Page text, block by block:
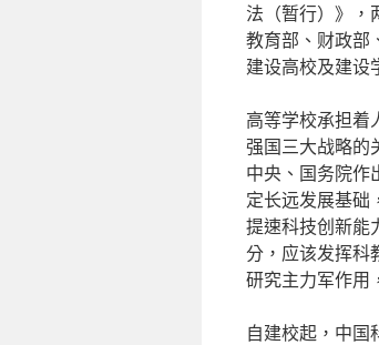
法（暂行）》，
教育部、财政部
建设高校及建设
高等学校承担着
强国三大战略的
中央、国务院作
定长远发展基础
提速科技创新能
分，应该发挥科
研究主力军作用
自建校起，中国